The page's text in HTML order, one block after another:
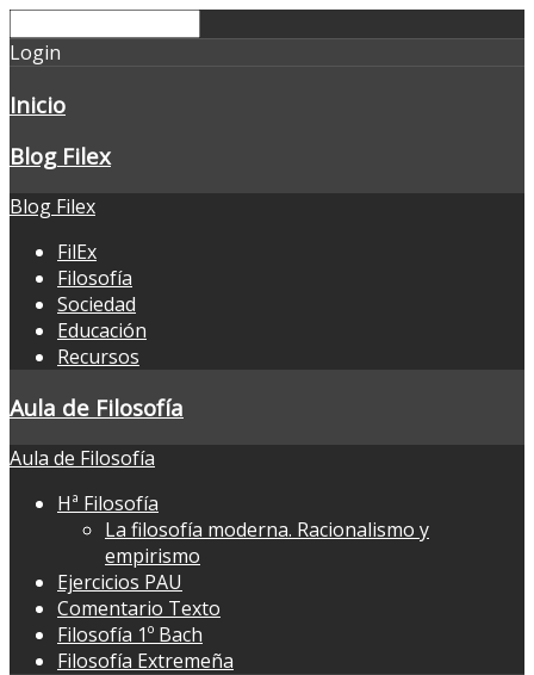
Login
Inicio
Blog Filex
Blog Filex
FilEx
Filosofía
Sociedad
Educación
Recursos
Aula de Filosofía
Aula de Filosofía
Hª Filosofía
La filosofía moderna. Racionalismo y
empirismo
Ejercicios PAU
Comentario Texto
Filosofía 1º Bach
Filosofía Extremeña